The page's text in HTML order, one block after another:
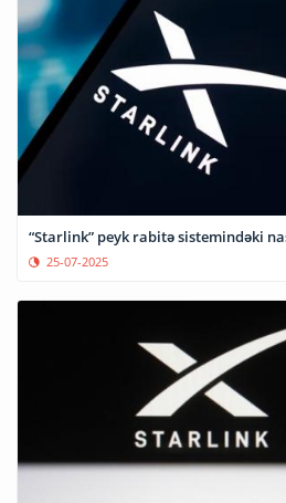
“Starlink” peyk rabitə sistemindəki
25-07-2025